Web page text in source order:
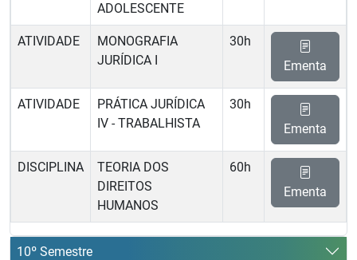
ADOLESCENTE
ATIVIDADE
MONOGRAFIA
JURÍDICA I
30h
Ementa
ATIVIDADE
PRÁTICA JURÍDICA
IV - TRABALHISTA
30h
Ementa
DISCIPLINA
TEORIA DOS
DIREITOS
HUMANOS
60h
Ementa
10º Semestre